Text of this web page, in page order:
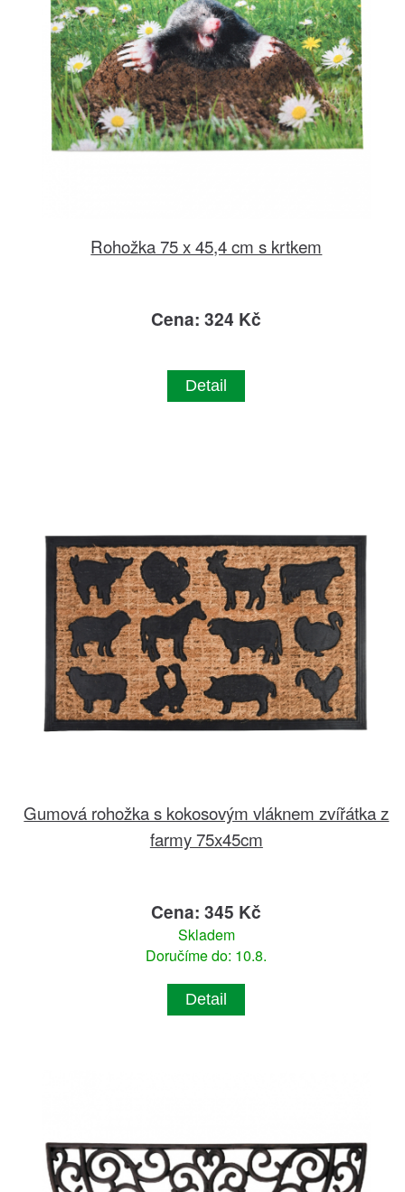
Rohožka 75 x 45,4 cm s krtkem
Cena: 324 Kč
Detail
Gumová rohožka s kokosovým vláknem zvířátka z
farmy 75x45cm
Cena: 345 Kč
Skladem
Doručíme do: 10.8.
Detail